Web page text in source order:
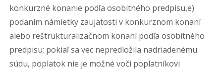
konkurzné konanie podľa osobitného predpisu,e)
podaním námietky zaujatosti v konkurznom konaní
alebo reštrukturalizačnom konaní podľa osobitného
predpisu; pokiaľ sa vec nepredložila nadriadenému
súdu, poplatok nie je možné voči poplatníkovi